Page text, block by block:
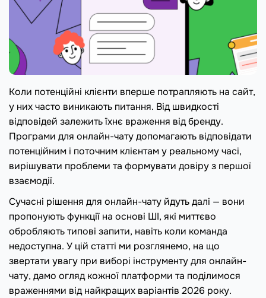
Коли потенційні клієнти вперше потрапляють на сайт,
у них часто виникають питання. Від швидкості
відповідей залежить їхнє враження від бренду.
Програми для онлайн-чату допомагають відповідати
потенційним і поточним клієнтам у реальному часі,
вирішувати проблеми та формувати довіру з першої
взаємодії.
Сучасні рішення для онлайн-чату йдуть далі — вони
пропонують функції на основі ШІ, які миттєво
обробляють типові запити, навіть коли команда
недоступна. У цій статті ми розглянемо, на що
звертати увагу при виборі інструменту для онлайн-
чату, дамо огляд кожної платформи та поділимося
враженнями від найкращих варіантів 2026 року.